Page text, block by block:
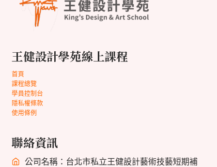
王健設計學苑線上課程
首頁
課程總覽
學員控制台
隱私權條款
使用條例
聯絡資訊
公司名稱：台北市私立王健設計藝術技藝短期補